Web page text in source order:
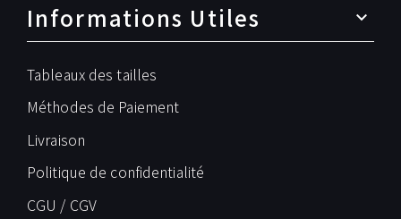
Informations Utiles
Tableaux des tailles
Méthodes de Paiement
Livraison
Politique de confidentialité
CGU / CGV